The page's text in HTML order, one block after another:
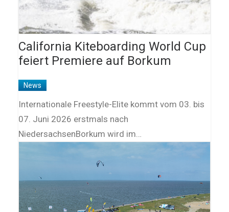
California Kiteboarding World Cup
feiert Premiere auf Borkum
News
Internationale Freestyle-Elite kommt vom 03. bis
07. Juni 2026 erstmals nach
NiedersachsenBorkum wird im…